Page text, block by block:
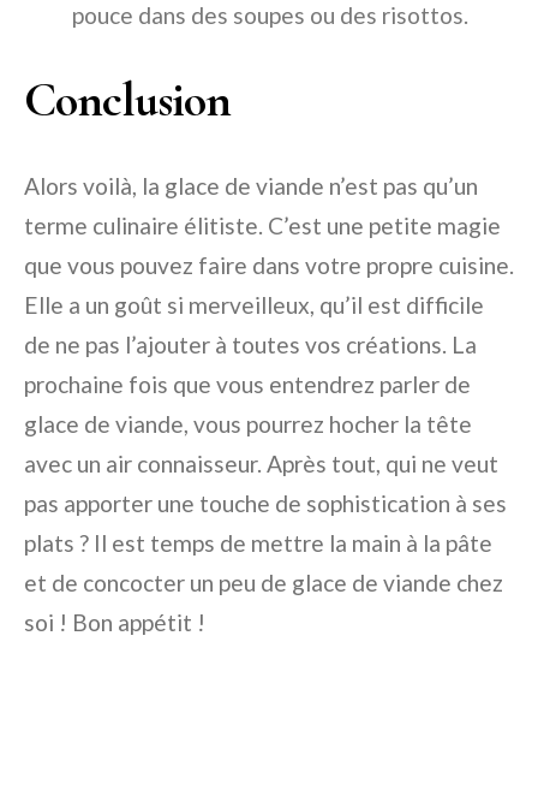
pouce dans des soupes ou des risottos.
Conclusion
Alors voilà, la glace de viande n’est pas qu’un
terme culinaire élitiste. C’est une petite magie
que vous pouvez faire dans votre propre cuisine.
Elle a un goût si merveilleux, qu’il est difficile
de ne pas l’ajouter à toutes vos créations. La
prochaine fois que vous entendrez parler de
glace de viande, vous pourrez hocher la tête
avec un air connaisseur. Après tout, qui ne veut
pas apporter une touche de sophistication à ses
plats ? Il est temps de mettre la main à la pâte
et de concocter un peu de glace de viande chez
soi ! Bon appétit !